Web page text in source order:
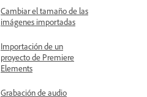
Cambiar el tamaño de las
imágenes importadas
Importación de un
proyecto de Premiere
Elements
Grabación de audio